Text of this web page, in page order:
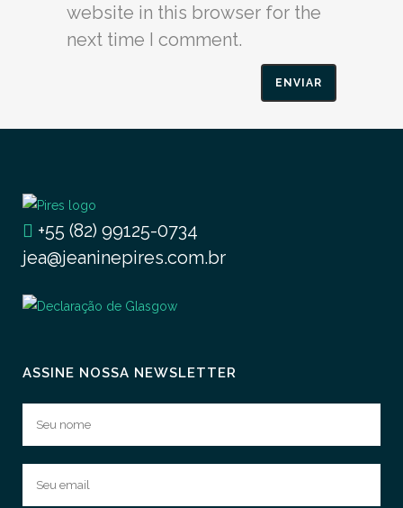
website in this browser for the
next time I comment.
+55 (82) 99125-0734
jea@jeaninepires.com.br
ASSINE NOSSA NEWSLETTER